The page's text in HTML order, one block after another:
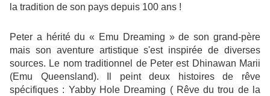
la tradition de son pays depuis 100 ans !
Peter a hérité du « Emu Dreaming » de son grand-père
mais son aventure artistique s'est inspirée de diverses
sources. Le nom traditionnel de Peter est Dhinawan Marii
(Emu Queensland). Il peint deux histoires de rêve
spécifiques : Yabby Hole Dreaming ( Rêve du trou de la